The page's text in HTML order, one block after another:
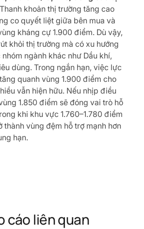
Thanh khoản thị trường tăng cao
co quyết liệt giữa bên mua và
kháng cự 1.900 điểm. Dù vậy,
khỏi thị trường mà có xu hướng
ngành khác như Dầu khí,
dùng. Trong ngắn hạn, việc lực
quanh vùng 1.900 điểm cho
vẫn hiện hữu. Nếu nhịp điều
1.850 điểm sẽ đóng vai trò hỗ
khi khu vực 1.760–1.780 điểm
thành vùng đệm hỗ trợ mạnh hơn
hạn.
cáo liên quan